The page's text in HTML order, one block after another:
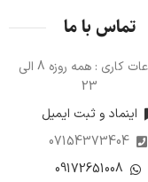
تماس با ما
ساعات کاری : همه روزه 8 الی
23
اینماد و ثبت ایمیل
07154373404
09172651008